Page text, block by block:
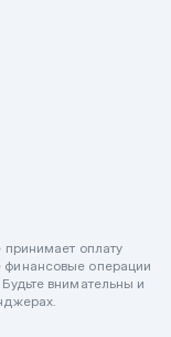
принимает оплату
операции
внимательны и